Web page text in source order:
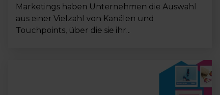
Marketings haben Unternehmen die Auswahl
aus einer Vielzahl von Kanälen und
Touchpoints, über die sie ihr...